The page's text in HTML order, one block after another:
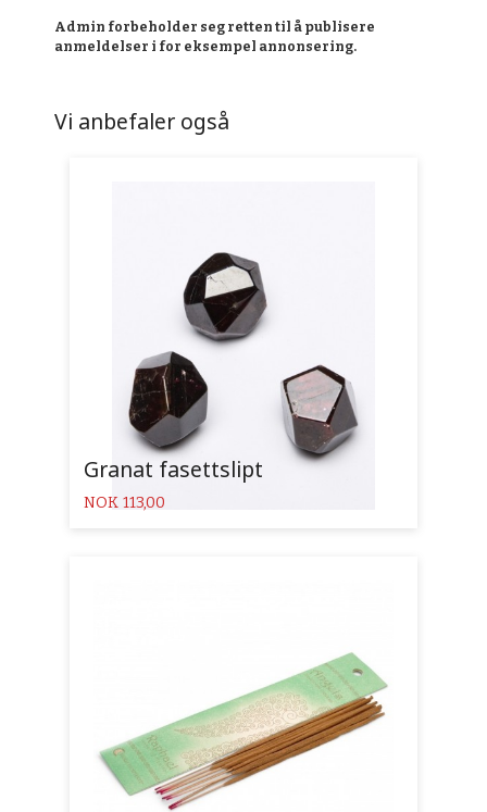
Admin forbeholder seg retten til å publisere
anmeldelser i for eksempel annonsering.
Vi anbefaler også
Granat fasettslipt
Pris
NOK 113,00